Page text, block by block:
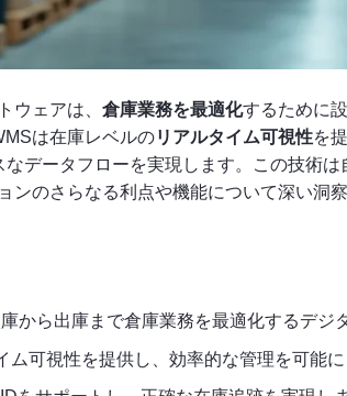
ウェアは、 倉庫業務を最適化するために
は在庫レベルのリアルタイム可視性を
データフローを実現します。この技術は
ンのさらなる利点や機能について深い洞
から出庫まで倉庫業務を最適化するデジ
可視性を提供し、効率的な管理を可能に